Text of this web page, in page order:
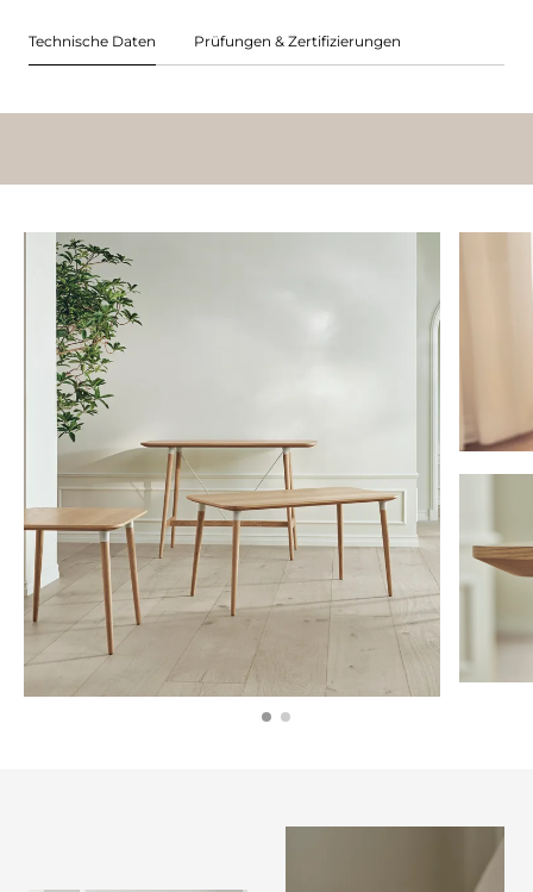
Technische Daten Prüfungen & Zertifizierungen